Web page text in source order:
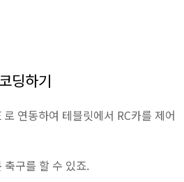
딩하기
연동하여 테블릿에서 RC카를 제어
축구를 할 수 있죠.